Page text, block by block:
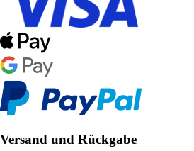
Versand und Rückgabe